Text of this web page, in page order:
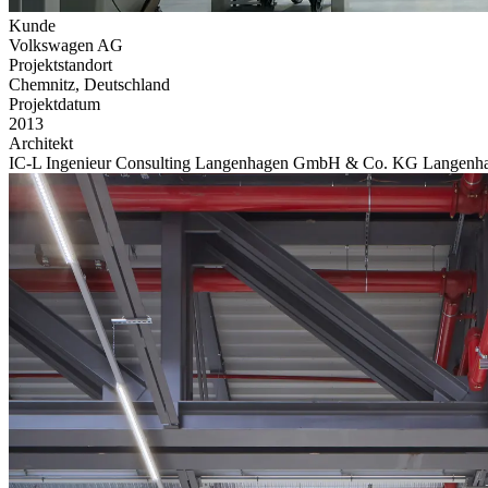
Kunde
Volkswagen AG
Projektstandort
Chemnitz, Deutschland
Projektdatum
2013
Architekt
IC-L Ingenieur Consulting Langenhagen GmbH & Co. KG